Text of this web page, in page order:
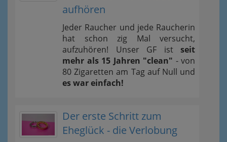
aufhören
Jeder Raucher und jede Raucherin
hat schon zig Mal versucht,
aufzuhören! Unser GF ist seit
mehr als 15 Jahren "clean" - von
80 Zigaretten am Tag auf Null und
es war einfach!
Der erste Schritt zum
Eheglück - die Verlobung